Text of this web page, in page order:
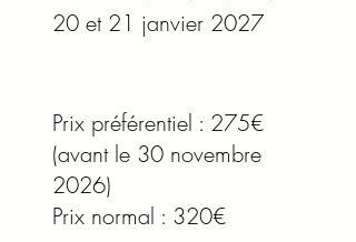
20 et 21 janvier 2027
Prix préférentiel : 275€
(avant le 30 novembre
2026)
Prix normal : 320€